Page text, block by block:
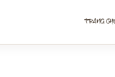
TRANG